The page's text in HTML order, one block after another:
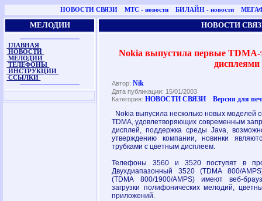
НОВОСТИ СВЯЗИ МТС - новости БИЛАЙН - новости
МЕЛОДИИ
ГЛАВНАЯ
НОВОСТИ
МЕЛОДИИ
ТЕЛЕФОНЫ
ИНСТРУКЦИИ
ССЫЛКИ
НОВОСТИ
Nokia выпустила первые
дисплеями
Автор:Nik
Дата публикации: 15/01/2003
Категория:НОВОСТИ СВЯЗИ
Версия для
Nokia выпусила несколько новых моделей
TDMA, удовлетворяющих современным
дисплей, поддержка среды Java,
утверждению компании, новинки
трубками с цветным дисплеем.
Телефоны 3560 и 3520 поступят в
Двухдиапазонный 3520 (TDMA 800/
(TDMA 800/1900/AMPS) имеют веб-
загрузки полифонических мелодий,
приложений.